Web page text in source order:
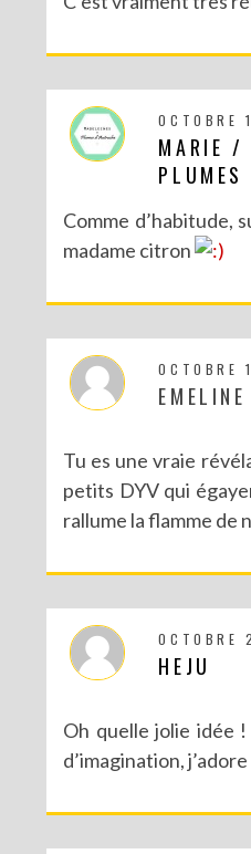
OCTOBRE
MARIE /
PLUMES
Comme d’habitude,
madame citron
OCTOBRE
EMELINE
Tu es une vraie
petits DYV qui
rallume la flamme de
HEJU
Oh quelle jolie idée
d’imagination, j’adore